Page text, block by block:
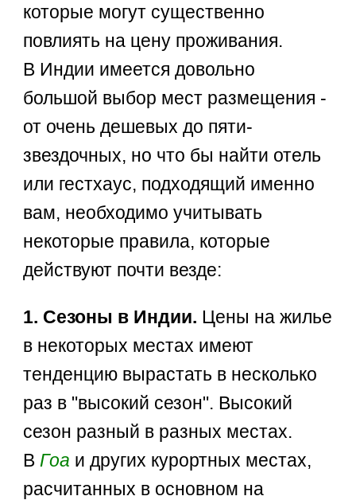
которые могут существенно
повлиять на цену проживания.
В Индии имеется довольно
большой выбор мест размещения -
от очень дешевых до пяти-
звездочных, но что бы найти отель
или гестхаус, подходящий именно
вам, необходимо учитывать
некоторые правила, которые
действуют почти везде:
1. Сезоны в Индии. Цены на жилье
в некоторых местах имеют
тенденцию вырастать в несколько
раз в "высокий сезон". Высокий
сезон разный в разных местах.
В Гоа и других курортных местах,
расчитанных в основном на